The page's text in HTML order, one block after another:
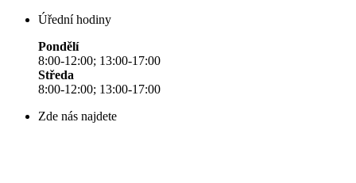
Úřední hodiny
Pondělí
8:00-12:00; 13:00-17:00
Středa
8:00-12:00; 13:00-17:00
Zde nás najdete